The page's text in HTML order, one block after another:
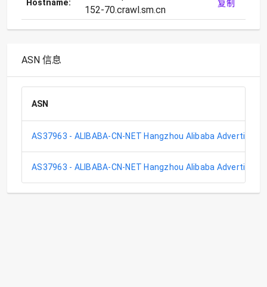
Hostname:
152-70.crawl.sm.cn
复制
ASN 信息
ASN
AS37963 - ALIBABA-CN-NET Hangzhou Alibaba Advertising
AS37963 - ALIBABA-CN-NET Hangzhou Alibaba Advertising